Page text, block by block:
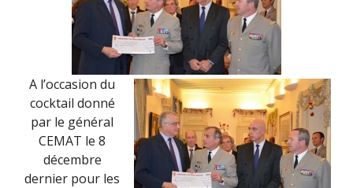
A l’occasion du
cocktail donné
par le général
CEMAT le 8
décembre
dernier pour les